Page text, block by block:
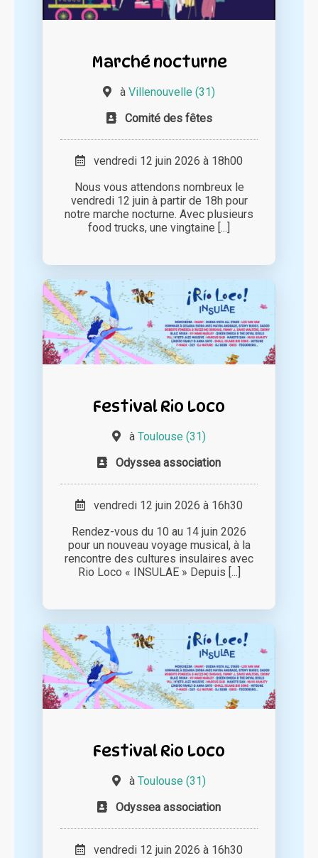
Marché nocturne
à Villenouvelle (31)
Comité des fêtes
vendredi 12 juin 2026 à 18h00
Nous vous attendons nombreux le
vendredi 12 juin à partir de 18h pour
notre marche nocturne. Avec plusieurs
food trucks, une vingtaine [...]
Festival Rio Loco
à Toulouse (31)
Odyssea association
vendredi 12 juin 2026 à 16h30
Rendez-vous du 10 au 14 juin 2026
pour un nouveau voyage musical, à la
rencontre des cultures insulaires avec
Rio Loco « INSULAE » Depuis [...]
Festival Rio Loco
à Toulouse (31)
Odyssea association
vendredi 12 juin 2026 à 16h30